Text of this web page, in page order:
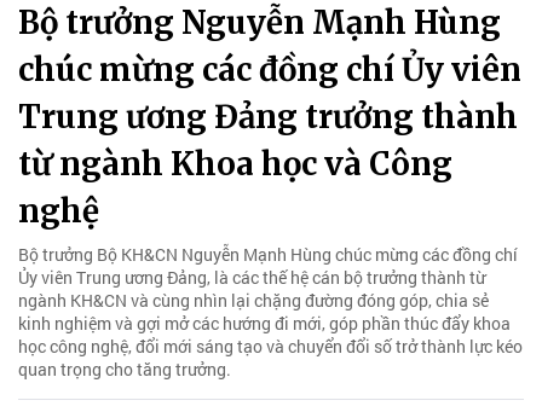
Bộ trưởng Nguyễn Mạnh Hùng
chúc mừng các đồng chí Ủy viên
Trung ương Đảng trưởng thành
từ ngành Khoa học và Công
nghệ
Bộ trưởng Bộ KH&CN Nguyễn Mạnh Hùng chúc mừng các đồng chí
Ủy viên Trung ương Đảng, là các thế hệ cán bộ trưởng thành từ
ngành KH&CN và cùng nhìn lại chặng đường đóng góp, chia sẻ
kinh nghiệm và gợi mở các hướng đi mới, góp phần thúc đẩy khoa
học công nghệ, đổi mới sáng tạo và chuyển đổi số trở thành lực kéo
quan trọng cho tăng trưởng.